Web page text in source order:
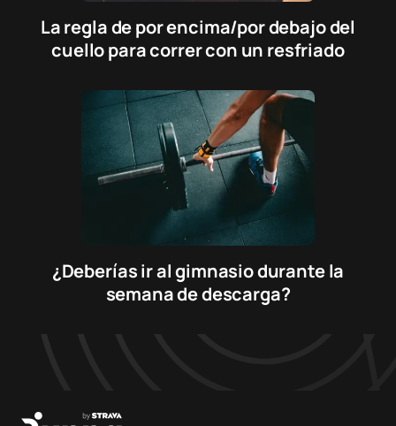
La regla de por encima/por debajo del
cuello para correr con un resfriado
¿Deberías ir al gimnasio durante la
semana de descarga?